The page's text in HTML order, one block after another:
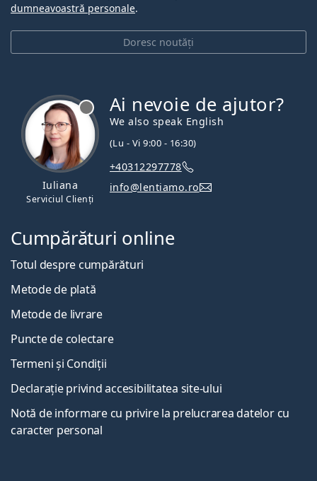
Doresc noutăți
dumneavoastră personale.
Iuliana
Serviciul Clienți
Ai nevoie de ajutor?
We also speak English
(Lu - Vi 9:00 - 16:30)
+40312297778
info@lentiamo.ro
Cumpărături online
Totul despre cumpărături
Metode de plată
Metode de livrare
Puncte de colectare
Termeni și Condiții
Declarație privind accesibilitatea site-ului
Notă de informare cu privire la prelucrarea datelor cu
caracter personal